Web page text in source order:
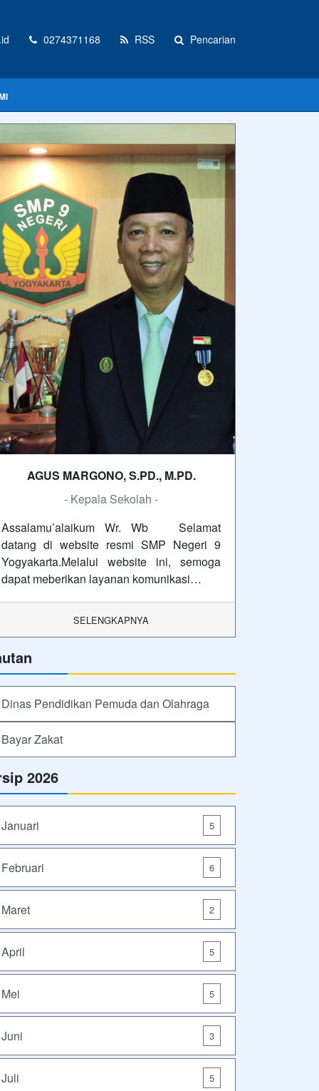
0274371168 RSS Pencarian
AGUS MARGONO, S.PD., M.PD.
- Kepala Sekolah -
Assalamu’alaikum Wr. Wb Selamat
datang di website resmi SMP Negeri 9
Yogyakarta.Melalui website ini, semoga
dapat meberikan layanan komunikasi…
SELENGKAPNYA
Dinas Pendidikan Pemuda dan Olahraga
Bayar Zakat
2026
Januari 5
Februari 6
Maret 2
April 5
Mei 5
Juni 3
Juli 5